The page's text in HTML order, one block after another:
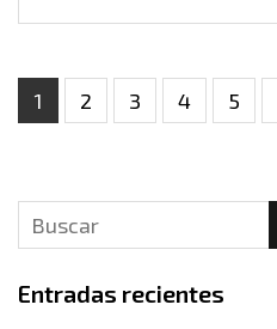
1 2 3 4 5
Entradas recientes